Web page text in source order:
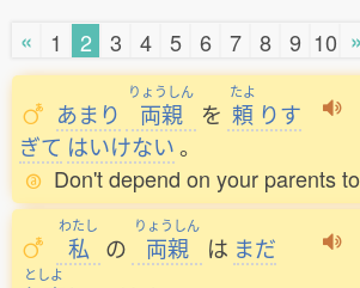
« 1 2 3 4 5 6 7 8 9 10 »
あまり
りょうしん
両親 を
たよ
頼 りす
ぎて はいけない。
Don't depend on your parents
わたし
私 の
りょうしん
両親 は まだ
としよ